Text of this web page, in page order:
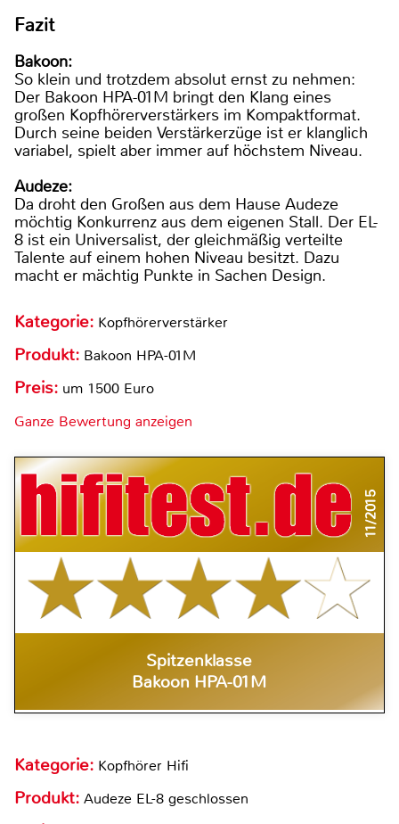
Fazit
Bakoon:
So klein und trotzdem absolut ernst zu nehmen:
Der Bakoon HPA-01M bringt den Klang eines
großen Kopfhörerverstärkers im Kompaktformat.
Durch seine beiden Verstärkerzüge ist er klanglich
variabel, spielt aber immer auf höchstem Niveau.
Audeze:
Da droht den Großen aus dem Hause Audeze
möchtig Konkurrenz aus dem eigenen Stall. Der EL-
8 ist ein Universalist, der gleichmäßig verteilte
Talente auf einem hohen Niveau besitzt. Dazu
macht er mächtig Punkte in Sachen Design.
Kategorie: Kopfhörerverstärker
Produkt: Bakoon HPA-01M
Preis: um 1500 Euro
Ganze Bewertung anzeigen
11/2015
Spitzenklasse
Bakoon HPA-01M
Kategorie: Kopfhörer Hifi
Produkt: Audeze EL-8 geschlossen